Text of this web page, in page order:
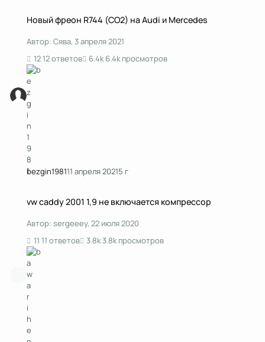
Новый фреон R744 (CO2) на Audi и Mercedes
Автор: Сява, 3 апреля 2021
12 ответов
6.4k просмотров
bezgin198111 апреля 20215 г
vw caddy 2001 1,9 не включается компрессор
Автор: sergeeey, 22 июля 2020
11 ответов
3.8k просмотров